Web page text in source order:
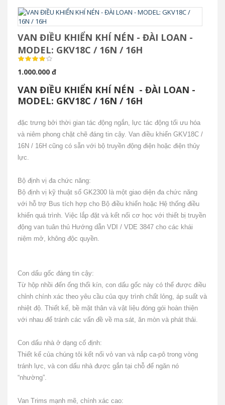
VAN ĐIỀU KHIỂN KHÍ NÉN - ĐÀI LOAN -
MODEL: GKV18C / 16N / 16H
1.000.000 đ
VAN ĐIỀU KHIỂN KHÍ NÉN - ĐÀI LOAN -
MODEL: GKV18C / 16N / 16H
đặc trưng bởi thời gian tác động ngắn, lực tác động tối ưu hóa
và niêm phong chặt chẽ đáng tin cậy. Van điều khiển GKV18C /
16N / 16H cũng có sẵn với bộ truyền động điện hoặc điện thủy
lực.
Bộ định vị đa chức năng:
Bộ định vị kỹ thuật số GK2300 là một giao diện đa chức năng
với hỗ trợ Bus tích hợp cho Bộ điều khiển hoặc Hệ thống điều
khiển quá trình. Việc lắp đặt và kết nối cơ học với thiết bị truyền
động van tuân thủ Hướng dẫn VDI / VDE 3847 cho các khái
niệm mở, không độc quyền.
Con dấu gốc đáng tin cậy:
Từ hộp nhồi đến ống thổi kín, con dấu gốc này có thể được điều
chỉnh chính xác theo yêu cầu của quy trình chất lỏng, áp suất và
nhiệt độ. Thiết kế, bề mặt thân và vật liệu đóng gói hoàn thiện
với nhau để tránh các vấn đề về ma sát, ăn mòn và phát thải.
Con dấu nhà ở dạng cố định:
Thiết kế của chúng tôi kết nối vỏ van và nắp ca-pô trong vòng
tránh lực, và con dấu nhà được gắn tại chỗ để ngăn nó
“nhường”.
Van Trims mạnh mẽ, chính xác cao: